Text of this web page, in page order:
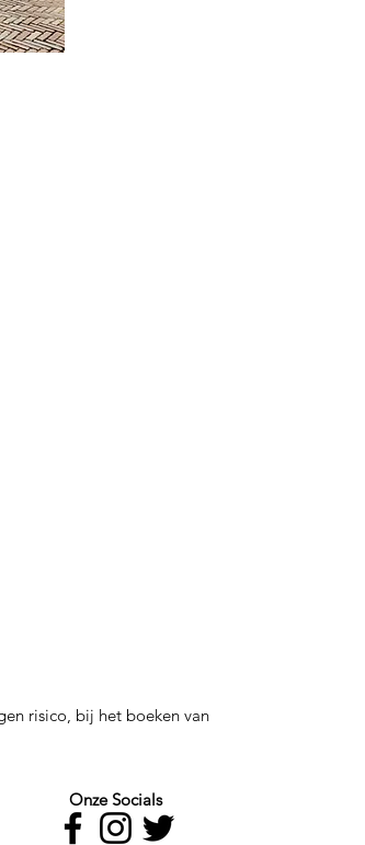
risico, bij het boeken van
Onze Socials